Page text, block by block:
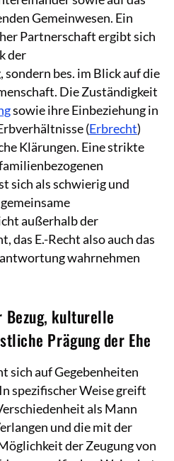
Gemeinwesen. Ein
Partnerschaft ergibt sich
der
bes. im Blick auf die
Die Zuständigkeit
sowie ihre Einbeziehung in
(Erbrecht)
Klärungen. Eine strikte
sich als schwierig und
außerhalb der
das E.-Recht also auch das
wahrnehmen
Bezug, kulturelle
Prägung der Ehe
sich auf Gegebenheiten
spezifischer Weise greift
als Mann
und die mit der
der Zeugung von